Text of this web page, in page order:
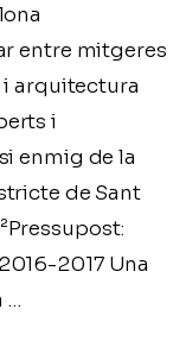
entre mitgeres
i arquitectura
i
enmig de la
de Sant
2017 Una
…